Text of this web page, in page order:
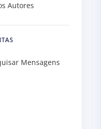
Autores
Mensagens